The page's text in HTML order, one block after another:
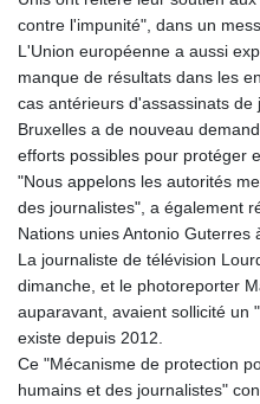
contre l'impunité", dans un
L'Union européenne a aussi
manque de résultats dans les
cas antérieurs d'assassinats de
Bruxelles a de nouveau
efforts possibles pour protéger
"Nous appelons les autorités
des journalistes", a également
Nations unies Antonio Guterres
La journaliste de télévision
dimanche, et le photoreporter
auparavant, avaient sollicité un
existe depuis 2012.
Ce "Mécanisme de protection
humains et des journalistes"